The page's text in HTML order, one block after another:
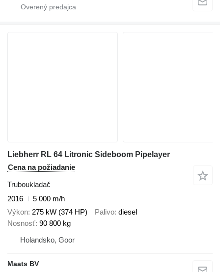
Liebherr RL 64 Litronic Sideboom Pipelayer
Cena na požiadanie
Truboukladač
2016
5 000 m/h
Výkon 275 kW (374 HP) Palivo diesel
Nosnosť 90 800 kg
Holandsko, Goor
Maats BV